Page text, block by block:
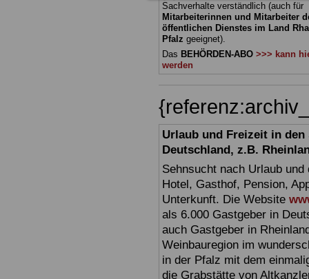
Sachverhalte verständlich (auch für
Mitarbeiterinnen und Mitarbeiter
öffentlichen Dienstes im Land
Pfalz geeignet).
Das BEHÖRDEN-ABO >>> kann
werden
Urlaub und Freizeit in
Deutschland, z.B.
Sehnsucht nach Urlaub
Hotel, Gasthof, Pension,
Unterkunft. Die Website
als 6.000 Gastgeber in
auch Gastgeber in
Weinbauregion im
in der Pfalz mit dem
die Grabstätte von